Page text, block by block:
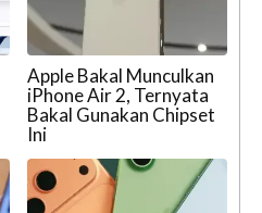
Apple Bakal Munculkan
iPhone Air 2, Ternyata
Bakal Gunakan Chipset
Ini